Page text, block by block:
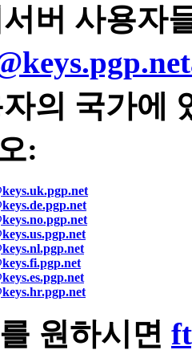
버 사용자
의 국가에
:
원하시면